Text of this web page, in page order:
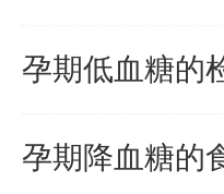
孕期低血糖的
孕期降血糖的